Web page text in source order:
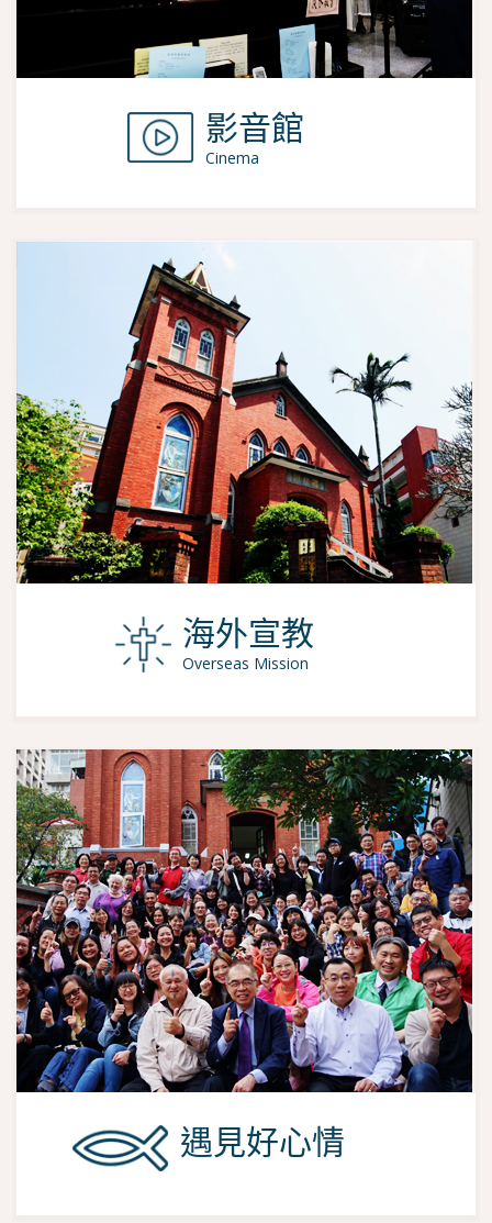
影音館
Cinema
海外宣教
Overseas Mission
遇見好心情